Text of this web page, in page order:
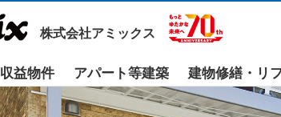
株式会社アミックス
収益物件 アパート等建築 建物修繕・リ